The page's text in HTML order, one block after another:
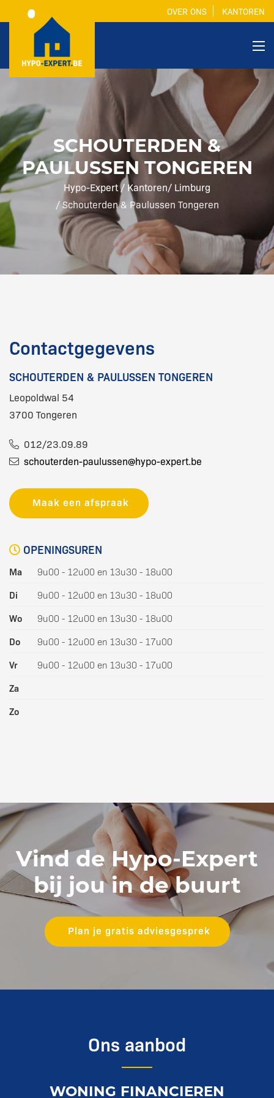
OVER ONS KANTOREN
SCHOUTERDEN &
PAULUSSEN TONGEREN
Hypo-Expert Kantoren
Limburg
Schouterden & Paulussen Tongeren
Contactgegevens
SCHOUTERDEN & PAULUSSEN TONGEREN
Leopoldwal 54
3700 Tongeren
012/23.09.89
schouterden-paulussen@hypo-expert.be
Maak een afspraak
OPENINGSUREN
Ma 9u00 - 12u00 en 13u30 - 18u00
Di 9u00 - 12u00 en 13u30 - 18u00
Wo 9u00 - 12u00 en 13u30 - 18u00
Do 9u00 - 12u00 en 13u30 - 17u00
Vr 9u00 - 12u00 en 13u30 - 17u00
Za
Zo
Vind de Hypo-Expert
bij jou in de buurt
Plan je gratis adviesgesprek
Ons aanbod
WONING FINANCIEREN